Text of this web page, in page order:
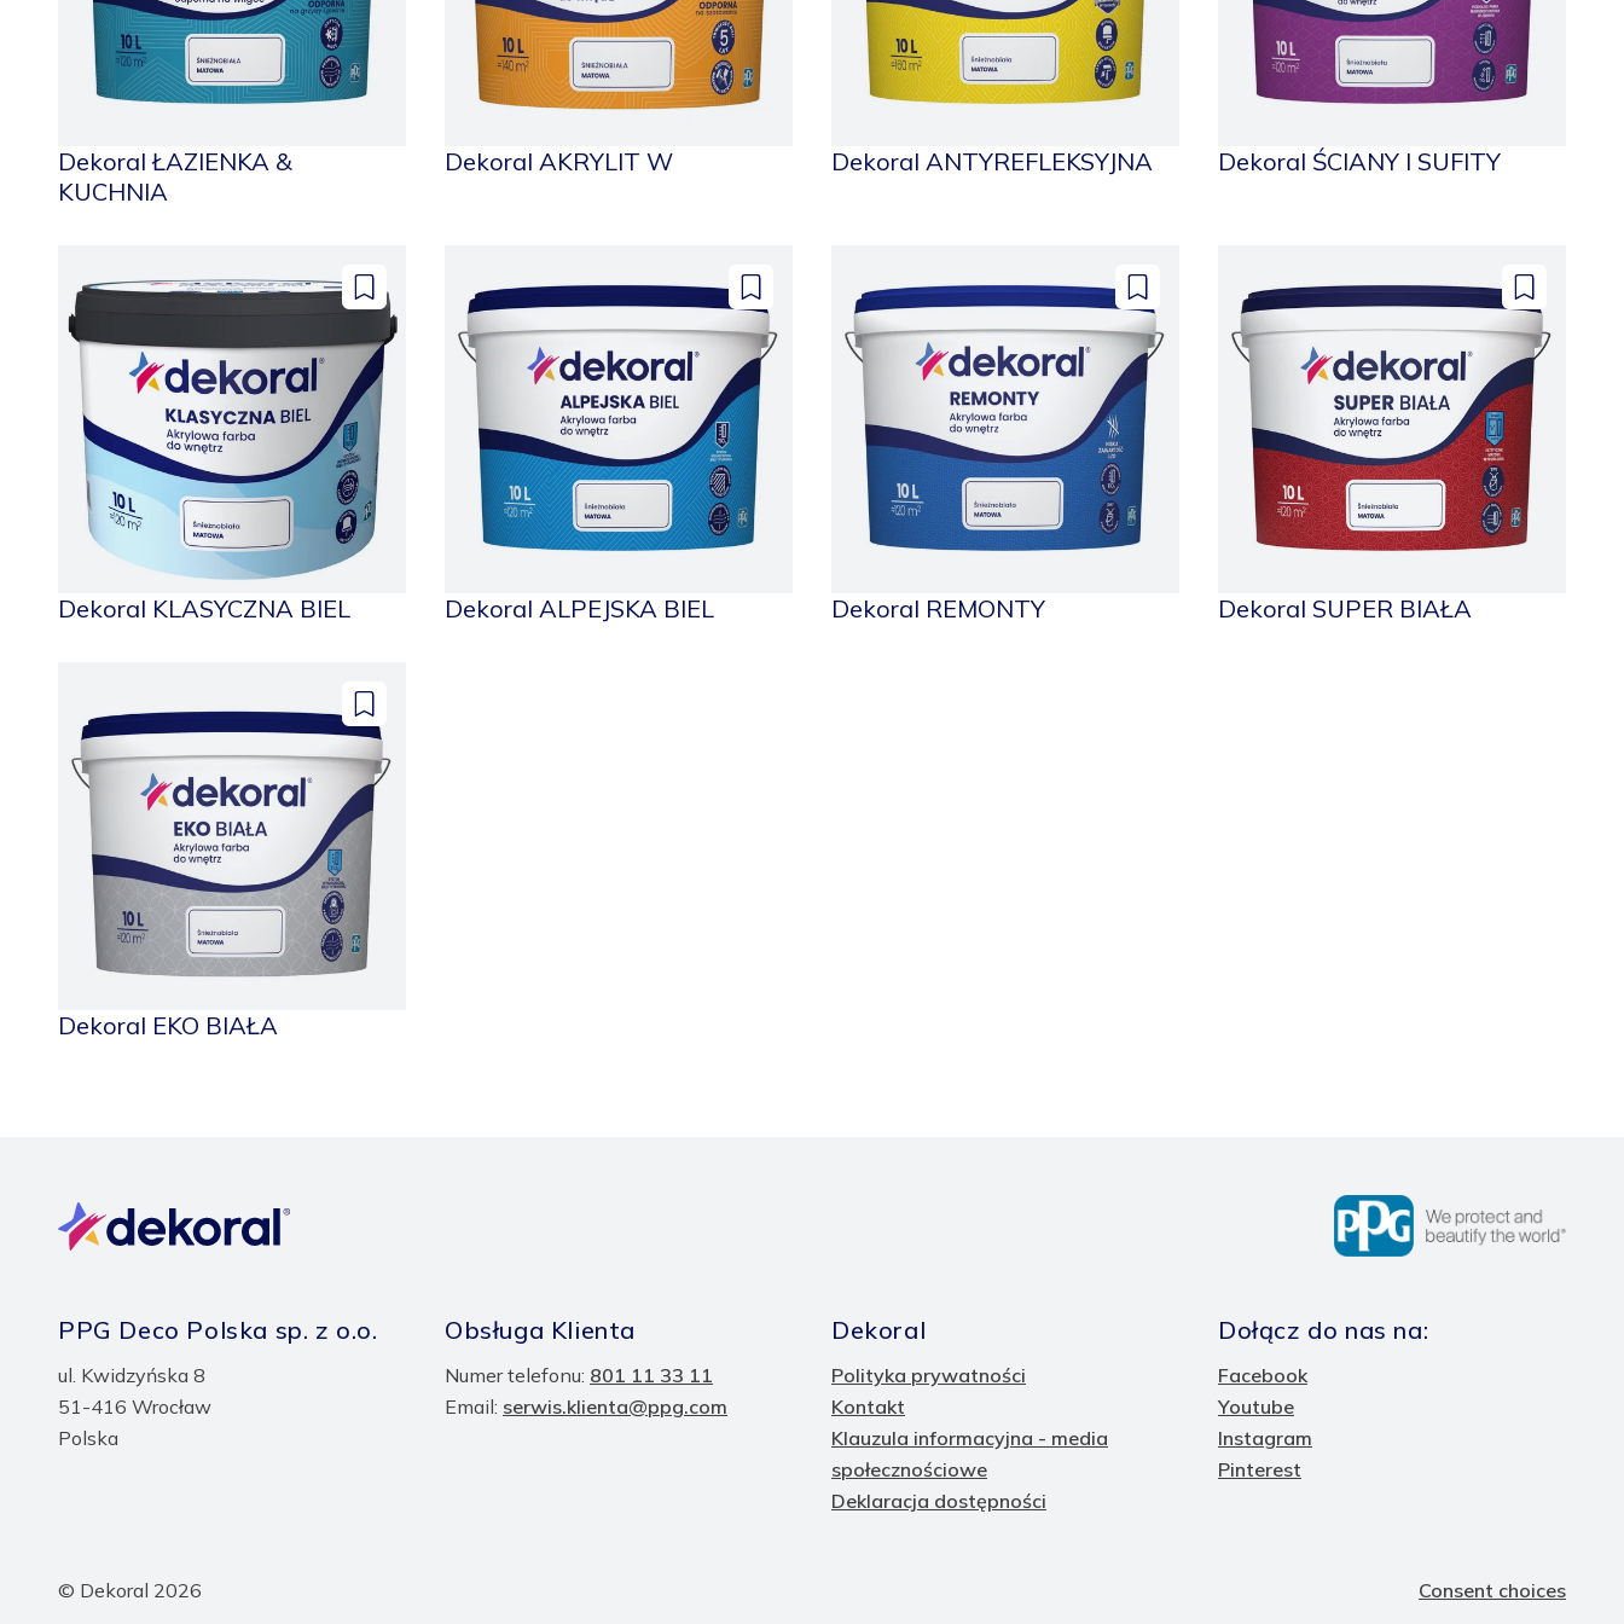
Dekoral ŁAZIENKA &
KUCHNIA
Dekoral AKRYLIT W Dekoral ANTYREFLEKSYJNA Dekoral ŚCIANY I SUFITY
Dodaj
do
zapisanych
Dekoral KLASYCZNA BIEL
Dodaj
do
zapisanych
Dekoral ALPEJSKA BIEL
Dodaj
do
zapisanych
Dekoral REMONTY
Dodaj
do
zapisanych
Dekoral SUPER BIAŁA
Dodaj
do
Dekoral EKO BIAŁA
PPG Deco Polska sp. z o.o.
ul. Kwidzyńska 8
51-416 Wrocław
Polska
Obsługa Klienta
Numer telefonu: 801 11 33 11
Email: serwis.klienta@ppg.com
Dekoral
Polityka prywatności
Kontakt
Klauzula informacyjna - media
społecznościowe
Deklaracja dostępności
Dołącz do nas na:
Facebook
Youtube
Instagram
Pinterest
© Dekoral 2026 Consent choices